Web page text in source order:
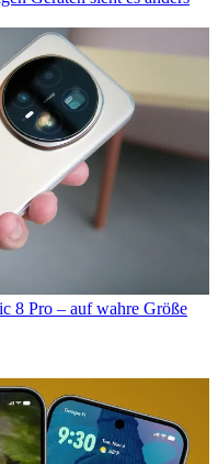
8 Pro – auf wahre Größe